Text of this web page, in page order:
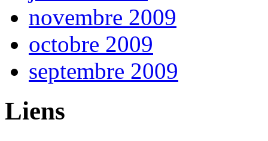
novembre 2009
octobre 2009
septembre 2009
Liens